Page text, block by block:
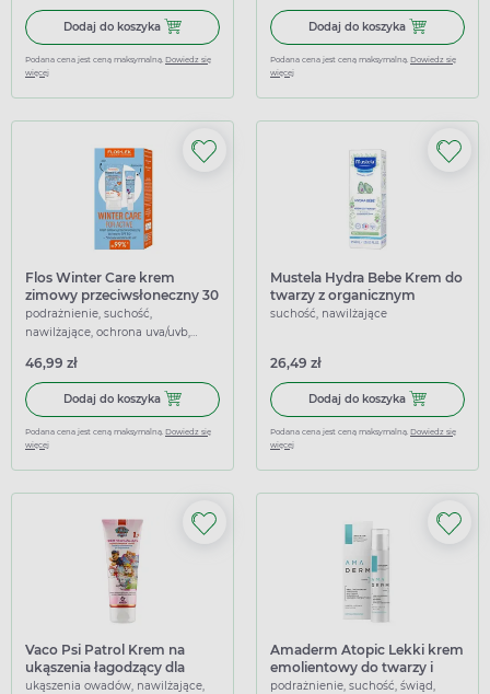
Dodaj do koszyka Dodaj do koszyka Mustela Neonato-Bambino, krem
Podana cena jest ceną maksymalną. Dowiedz się
więcej
Dodaj do koszyka Dodaj do
Podana cena jest ceną maksymalną. Dowiedz się
więcej
Flos Winter Care krem
zimowy przeciwsłoneczny 30
ml + zimowa wazelina do ust
10g
podrażnienie, suchość,
nawilżające, ochrona uva/uvb,
46,99 zł
Dodaj do koszyka Dodaj do koszyka Flos Winter Care krem zimowy
Podana cena jest ceną maksymalną. Dowiedz się
więcej
Mustela Hydra Bebe Krem do
twarzy z organicznym
awokado, 40 ml
suchość, nawilżające
26,49 zł
Dodaj do koszyka Dodaj do
Podana cena jest ceną maksymalną. Dowiedz się
więcej
Vaco Psi Patrol Krem na
ukąszenia łagodzący dla
dzieci, 80 ml
ukąszenia owadów, nawilżające,
Amaderm Atopic Lekki krem
emolientowy do twarzy i
ciała, 200 ml
podrażnienie, suchość, świąd,